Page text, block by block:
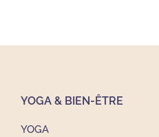
YOGA & BIEN-ÊTRE
YOGA